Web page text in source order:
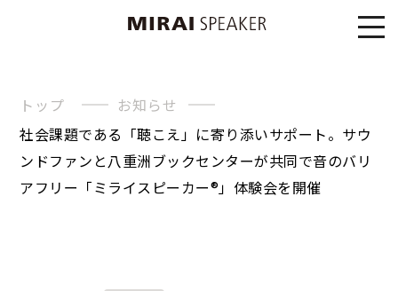
トップ
お知らせ
社会課題である「聴こえ」に寄り添いサポート。サウ
ンドファンと八重洲ブックセンターが共同で音のバリ
アフリー「ミライスピーカー®」体験会を開催